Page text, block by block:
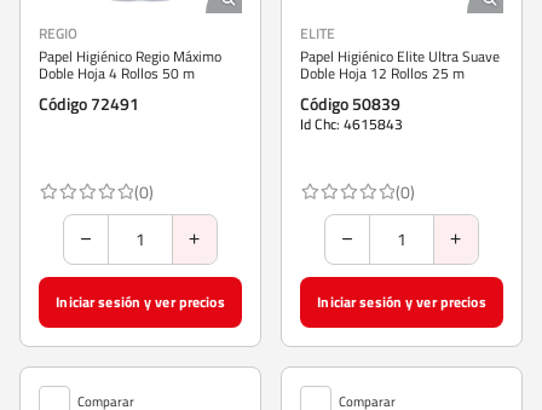
REGIO
Papel Higiénico Regio Máximo
Doble Hoja 4 Rollos 50 m
Código 72491
(0)
Iniciar sesión y ver precios
ELITE
Papel Higiénico Elite Ultra Suave
Doble Hoja 12 Rollos 25 m
Código 50839
Id Chc: 4615843
(0)
Iniciar sesión y ver precios
Comparar Comparar